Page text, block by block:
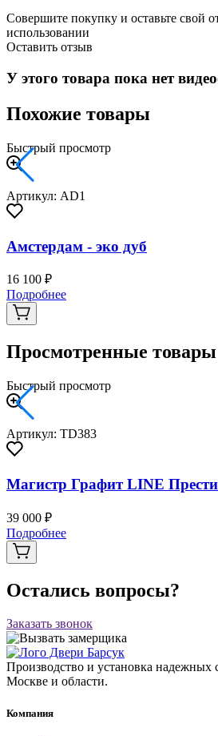
Совершите покупку и оставьте свой
использовании
Оставить отзыв
У этого товара пока нет
Похожие товары
Быстрый просмотр
Артикул: AD1
Амстердам - эко дуб
16 100 ₽
Подробнее
Просмотренные товары
Быстрый просмотр
Артикул: TD383
Магистр Графит LINE
39 000 ₽
Подробнее
Остались вопросы?
Заказать звонок
Производство и установка надежных
Москве и области.
Компания